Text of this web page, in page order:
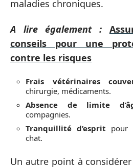
maladies chroniques.
A lire également :
conseils pour une
contre les risques
Frais vétérinaires
chirurgie, médicaments.
Absence de limite
compagnies.
Tranquillité d’esprit pour
chat.
Un autre point à